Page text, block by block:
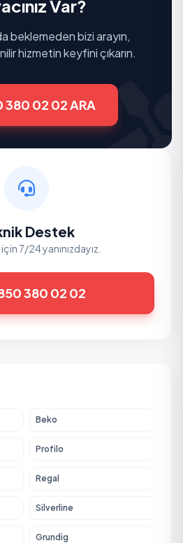
Var?
beklemeden bizi arayın,
hizmetin keyfini çıkarın.
380 02 02 ARA
Destek
7/24 yanınızdayız.
380 02 02
Beko
Profilo
Regal
Silverline
Grundig